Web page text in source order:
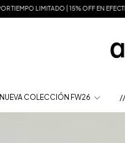
MISMOS PRECIOS EN EL LOCAL Y EN LA
NUEVA COLECCIÓN FW26